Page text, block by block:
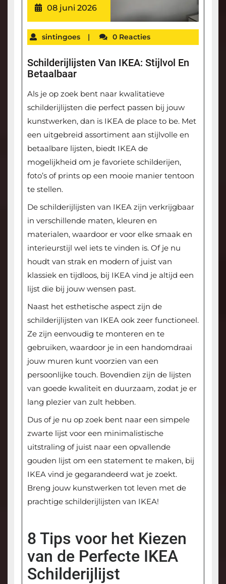
08 juni 2026
sintingoes | 0 Reacties
Schilderijlijsten Van IKEA: Stijlvol En
Betaalbaar
Als je op zoek bent naar kwalitatieve
schilderijlijsten die perfect passen bij jouw
kunstwerken, dan is IKEA de place to be. Met
een uitgebreid assortiment aan stijlvolle en
betaalbare lijsten, biedt IKEA de
mogelijkheid om je favoriete schilderijen,
foto’s of prints op een mooie manier tentoon
te stellen.
De schilderijlijsten van IKEA zijn verkrijgbaar
in verschillende maten, kleuren en
materialen, waardoor er voor elke smaak en
interieurstijl wel iets te vinden is. Of je nu
houdt van strak en modern of juist van
klassiek en tijdloos, bij IKEA vind je altijd een
lijst die bij jouw wensen past.
Naast het esthetische aspect zijn de
schilderijlijsten van IKEA ook zeer functioneel.
Ze zijn eenvoudig te monteren en te
gebruiken, waardoor je in een handomdraai
jouw muren kunt voorzien van een
persoonlijke touch. Bovendien zijn de lijsten
van goede kwaliteit en duurzaam, zodat je er
lang plezier van zult hebben.
Dus of je nu op zoek bent naar een simpele
zwarte lijst voor een minimalistische
uitstraling of juist naar een opvallende
gouden lijst om een statement te maken, bij
IKEA vind je gegarandeerd wat je zoekt.
Breng jouw kunstwerken tot leven met de
prachtige schilderijlijsten van IKEA!
8 Tips voor het Kiezen
van de Perfecte IKEA
Schilderijlijst